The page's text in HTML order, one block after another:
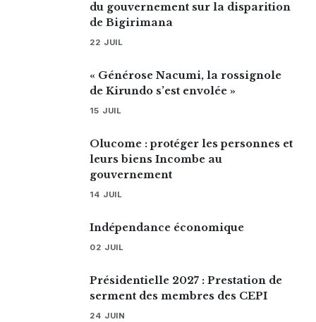
du gouvernement sur la disparition
de Bigirimana
22 JUIL
« Générose Nacumi, la rossignole
de Kirundo s’est envolée »
15 JUIL
Olucome : protéger les personnes et
leurs biens Incombe au
gouvernement
14 JUIL
Indépendance économique
02 JUIL
Présidentielle 2027 : Prestation de
serment des membres des CEPI
24 JUIN